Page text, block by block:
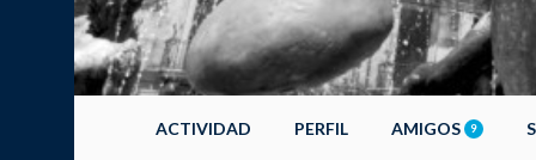
ACTIVIDAD PERFIL AMIGOS 9